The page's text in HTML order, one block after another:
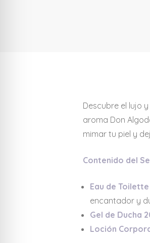
Descubre el lujo
aroma Don
mimar tu piel y
Contenido del
Eau de Toilette
encantador y
Gel de Ducha
Loción